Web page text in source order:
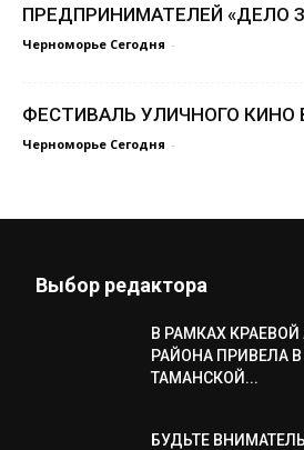
ПРЕДПРИНИМАТЕЛЕЙ «ДЕЛО
Черноморье Сегодня -
ФЕСТИВАЛЬ УЛИЧНОГО КИНО
Черноморье Сегодня -
Выбор редактора
В РАМКАХ
РАЙОНА ПРИВЕЛА
ТАМАНСКОЙ...
БУДЬТЕ